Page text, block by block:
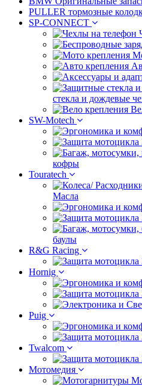
PULLER тормозные
SP-CONNECT
стекла и дождевые
SW-Motech
кофры
Touratech
Масла
баулы
R&G Racing
Hornig
Puig
Twalcom
Мотомедия